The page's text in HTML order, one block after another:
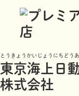
とうきょうかいじょうにちどう
東京海上日
株式会社